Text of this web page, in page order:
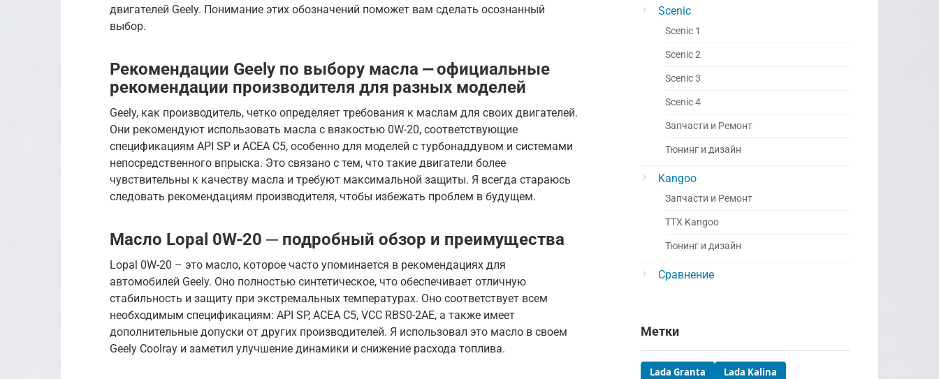
двигателей Geely. Понимание этих обозначений поможет вам сделать осознанный
выбор.
Рекомендации Geely по выбору масла ⎼ официальные
рекомендации производителя для разных моделей
Geely, как производитель, четко определяет требования к маслам для своих двигателей.
Они рекомендуют использовать масла с вязкостью 0W-20, соответствующие
спецификациям API SP и ACEA C5, особенно для моделей с турбонаддувом и системами
непосредственного впрыска. Это связано с тем, что такие двигатели более
чувствительны к качеству масла и требуют максимальной защиты. Я всегда стараюсь
следовать рекомендациям производителя, чтобы избежать проблем в будущем.
Масло Lopal 0W-20 ─ подробный обзор и преимущества
Lopal 0W-20 – это масло, которое часто упоминается в рекомендациях для
автомобилей Geely. Оно полностью синтетическое, что обеспечивает отличную
стабильность и защиту при экстремальных температурах. Оно соответствует всем
необходимым спецификациям: API SP, ACEA C5, VCC RBS0-2AE, а также имеет
дополнительные допуски от других производителей. Я использовал это масло в своем
Geely Coolray и заметил улучшение динамики и снижение расхода топлива.
Scenic
Scenic 1
Scenic 2
Scenic 3
Scenic 4
Запчасти и Ремонт
Тюнинг и дизайн
Kangoo
Запчасти и Ремонт
ТТХ Kangoo
Тюнинг и дизайн
Сравнение
Метки
Lada Granta
Lada Kalina